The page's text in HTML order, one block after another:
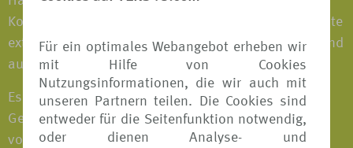
Für ein optimales Webangebot erheben wir
mit Hilfe von Cookies
Nutzungsinformationen, die wir auch mit
unseren Partnern teilen. Die Cookies sind
entweder für die Seitenfunktion notwendig,
oder dienen Analyse- und
Kontrolle übernehmen wir keine Haftung für die Inhalte
externer Links. Für den Inhalt der verlinkten Seiten sind
ausschließlich deren Betreiber verantwortlich.
Es ist eine Gewerbeerlaubnis nach § 34d Abs. 1
Gewerbeordnung als Versicherungsvertreter
vorhanden; zuständige Aufsichtsbehörde und